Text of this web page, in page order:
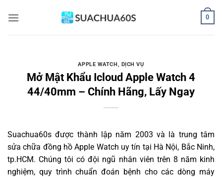
qua
0
APPLE WATCH, DỊCH VỤ
Mở Mật Khẩu Icloud Apple Watch 4
44/40mm – Chính Hãng, Lấy Ngay
Suachua60s được thành lập năm 2003 và là trung tâm
sửa chữa đồng hồ Apple Watch uy tín tại Hà Nội, Bắc Ninh,
tp.HCM. Chúng tôi có đội ngũ nhân viên trên 8 năm kinh
nghiệm, quy trình chuẩn đoán bệnh cho các dòng máy